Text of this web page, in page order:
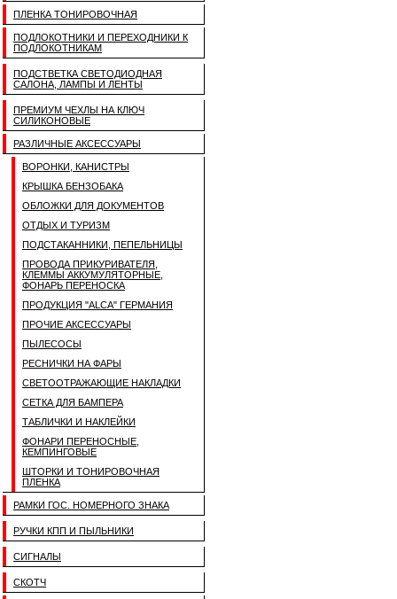
ПЛЕНКА ТОНИРОВОЧНАЯ
ПОДЛОКОТНИКИ И ПЕРЕХОДНИКИ К
ПОДЛОКОТНИКАМ
ПОДСТВЕТКА СВЕТОДИОДНАЯ
САЛОНА, ЛАМПЫ И ЛЕНТЫ
ПРЕМИУМ ЧЕХЛЫ НА КЛЮЧ
СИЛИКОНОВЫЕ
РАЗЛИЧНЫЕ АКСЕССУАРЫ
ВОРОНКИ, КАНИСТРЫ
КРЫШКА БЕНЗОБАКА
ОБЛОЖКИ ДЛЯ ДОКУМЕНТОВ
ОТДЫХ И ТУРИЗМ
ПОДСТАКАННИКИ, ПЕПЕЛЬНИЦЫ
ПРОВОДА ПРИКУРИВАТЕЛЯ,
КЛЕММЫ АККУМУЛЯТОРНЫЕ,
ФОНАРЬ ПЕРЕНОСКА
ПРОДУКЦИЯ "ALCA" ГЕРМАНИЯ
ПРОЧИЕ АКСЕССУАРЫ
ПЫЛЕСОСЫ
РЕСНИЧКИ НА ФАРЫ
СВЕТООТРАЖАЮЩИЕ НАКЛАДКИ
СЕТКА ДЛЯ БАМПЕРА
ТАБЛИЧКИ И НАКЛЕЙКИ
ФОНАРИ ПЕРЕНОСНЫЕ,
КЕМПИНГОВЫЕ
ШТОРКИ И ТОНИРОВОЧНАЯ
ПЛЕНКА
РАМКИ ГОС. НОМЕРНОГО ЗНАКА
РУЧКИ КПП И ПЫЛЬНИКИ
СИГНАЛЫ
СКОТЧ